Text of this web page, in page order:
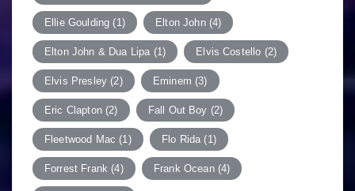
Ellie Goulding (1) Elton John(4)
Elton John & Dua Lipa (1) Elvis Costello (2)
Elvis Presley (2) Eminem (3)
Eric Clapton(2) Fall Out Boy (2)
Fleetwood Mac (1) Flo Rida (1)
Forrest Frank (4) Frank Ocean(4)